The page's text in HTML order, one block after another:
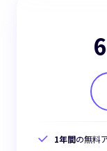
1年間の無料